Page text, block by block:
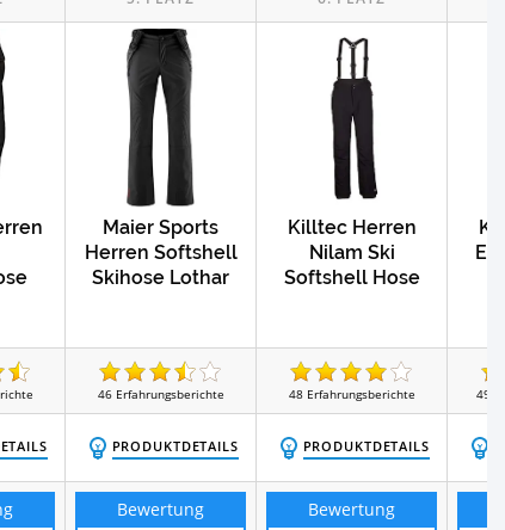
Maier Sports
Herren Softshell
Skihose Lothar
Killtec Herren
Nilam Ski
Softshell Hose
46 Erfahrungsberichte 48 Erfahrungsberichte 492
PRODUKTDETAILS PRODUKTDETAILS
Bewertung Bewertung